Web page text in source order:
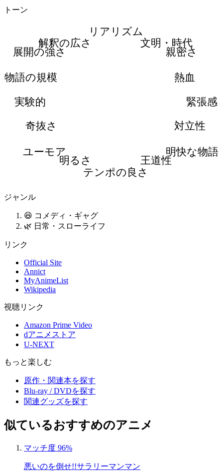
トーン
リアリズム
文明・時代
親密さ
熱血
緊張感
対立性
明快な物語
王道性
テンポの良さ
明るさ
ユーモア
奇抜さ
実験的
物語の規模
展開の強さ
解釈の広さ
ジャンル
😆 コメディ・ギャグ
🌿 日常・スローライフ
リンク
Official Site
Annict
MyAnimeList
Wikipedia
視聴リンク
Amazon Prime Video
dアニメストア
U-NEXT
もっと楽しむ
原作・関連本を探す
Blu-ray / DVDを探す
関連グッズを探す
似ているおすすめのアニメ
マッチ度 96%
悪いのを倒せ!!サラリーマンマン